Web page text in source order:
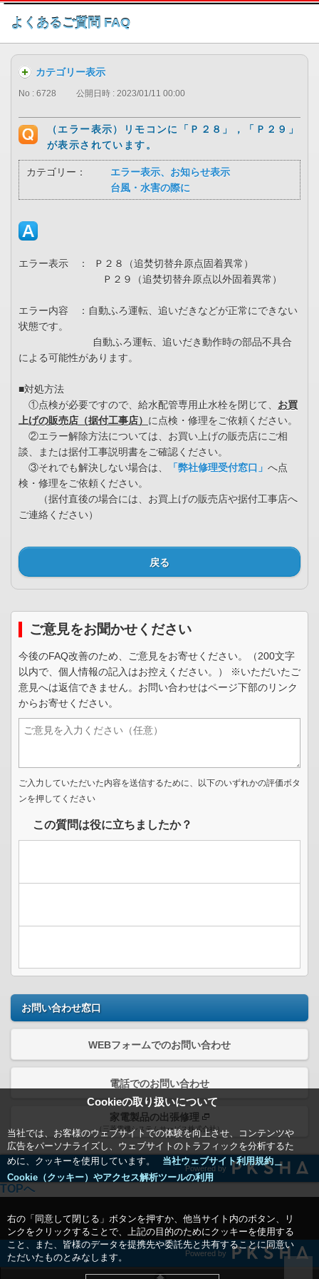
このページの本文へ
よくあるご質問 FAQ
Cookieの取り扱いについて
当社では、お客様のウェブサイトでの体験を向上させ、コンテンツや
広告をパーソナライズし、ウェブサイトのトラフィックを分析するた
めに、クッキーを使用しています。
当社ウェブサイト利用規約＿
Cookie（クッキー）やアクセス解析ツールの利用
右の「同意して閉じる」ボタンを押すか、他当サイト内のボタン、リ
ンクをクリックすることで、上記の目的のためにクッキーを使用する
こと、また、皆様のデータを提携先や委託先と共有することに同意い
ただいたものとみなします。
カテゴリー表示
No : 6728 公開日時 : 2023/01/11 00:00
（エラー表示）リモコンに「Ｐ２８」，「Ｐ２９」
が表示されています。
カテゴリー：
エラー表示、お知らせ表示
台風・水害の際に
エラー表示 ： Ｐ２８（追焚切替弁原点固着異常）
Ｐ２９（追焚切替弁原点以外固着異常）
エラー内容 ：自動ふろ運転、追いだきなどが正常にできない
状態です。
自動ふろ運転、追いだき動作時の部品不具合
による可能性があります。
■対処方法
①点検が必要ですので、給水配管専用止水栓を閉じて、 お買
上げの販売店（据付工事店） に点検・修理をご依頼ください。
②エラー解除方法については、お買い上げの販売店にご相
談、または据付工事説明書をご確認ください。
③それでも解決しない場合は、
「弊社修理受付窓口」 へ点
検・修理をご依頼ください。
（据付直後の場合には、お買上げの販売店や据付工事店へ
ご連絡ください）
戻る
ご意見をお聞かせください
今後のFAQ改善のため、ご意見をお寄せください。（200文字
以内で、個人情報の記入はお控えください。） ※いただいたご
意見へは返信できません。お問い合わせはページ下部のリンク
からお寄せください。
ご入力していただいた内容を送信するために、以下のいずれかの評価ボタ
ンを押してください
この質問は役に立ちましたか？
お問い合わせ窓口
WEBフォームでのお問い合わせ
電話でのお問い合わせ
家電製品の出張修理
（三菱電機システムサービス株式会社）
Powered by
TOPへ
Powered by